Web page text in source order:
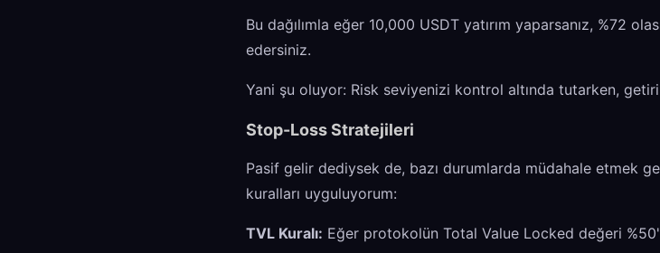
Bu dağılımla eğer 10,000 USDT yatırım yaparsanız, %72
edersiniz.
Yani şu oluyor: Risk seviyenizi kontrol altında tutarken,
Stop-Loss Stratejileri
Pasif gelir dediysek de, bazı durumlarda müdahale etmek
kuralları uyguluyorum:
TVL Kuralı: Eğer protokolün Total Value Locked değeri